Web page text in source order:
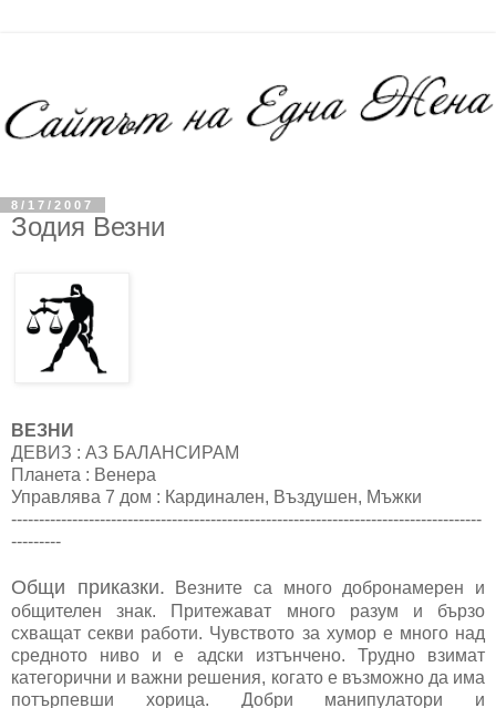
8/17/2007
Зодия Везни
ВЕЗНИ
ДЕВИЗ : АЗ БАЛАНСИРАМ
Планета : Венера
Управлява 7 дом : Кардинален, Въздушен, Мъжки
-------------------------------------------------------------------------------------
---------
Общи приказки. Везните са много добронамерен и
общителен знак. Притежават много разум и бързо
схващат секви работи. Чувството за хумор е много над
средното ниво и е адски изтънчено. Трудно взимат
категорични и важни решения, когато е възможно да има
потърпевши хорица. Добри манипулатори и